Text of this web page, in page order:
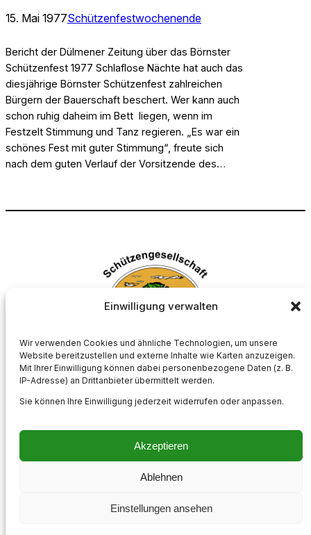
Einwilligung verwalten
Wir verwenden Cookies und ähnliche Technologien, um unsere
Website bereitzustellen und externe Inhalte wie Karten anzuzeigen.
Mit Ihrer Einwilligung können dabei personenbezogene Daten (z. B.
IP-Adresse) an Drittanbieter übermittelt werden.
Sie können Ihre Einwilligung jederzeit widerrufen oder anpassen.
Akzeptieren
Ablehnen
Einstellungen ansehen
15. Mai 1977Schützenfestwochenende
Bericht der Dülmener Zeitung über das Börnster
Schützenfest 1977 Schlaflose Nächte hat auch das
diesjährige Börnster Schützenfest zahlreichen
Bürgern der Bauerschaft beschert. Wer kann auch
schon ruhig daheim im Bett liegen, wenn im
Festzelt Stimmung und Tanz regieren. „Es war ein
schönes Fest mit guter Stimmung“, freute sich
nach dem guten Verlauf der Vorsitzende des…
Schützengesellschaft Börnste e.V.
Datenschutzerklärung